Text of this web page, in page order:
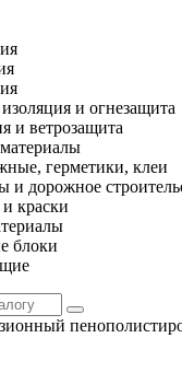
и огнезащита
и ветрозащита
герметики, клеи
и дорожное
краски
блоки